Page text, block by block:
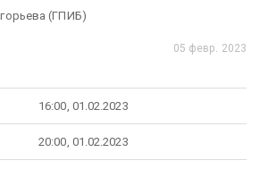
(ГПИБ)
05 февр. 2023
16:00, 01.02.2023
20:00, 01.02.2023